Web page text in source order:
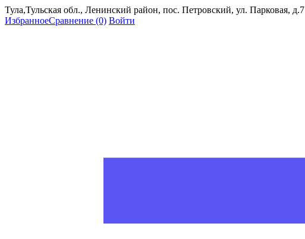
Тула,Тульская обл., Ленинский район, пос. Петровский, ул. Парковая, д.7
ИзбранноеСравнение (0) Войти